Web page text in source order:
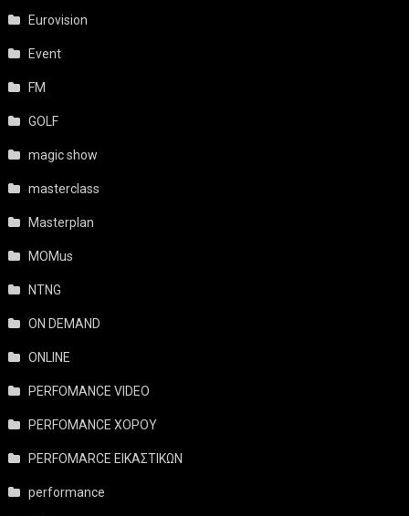
Eurovision
Event
FM
GOLF
magic show
masterclass
Masterplan
MOMus
NTNG
ON DEMAND
ONLINE
PERFOMANCE VIDEO
PERFOMANCE ΧΟΡΟΥ
PERFOMARCE ΕΙΚΑΣΤΙΚΩΝ
performance